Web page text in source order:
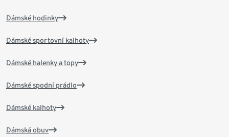
Dámské hodinky
Dámské sportovní kalhoty
Dámské halenky a topy
Dámské spodní prádlo
Dámské kalhoty
Dámská obuv